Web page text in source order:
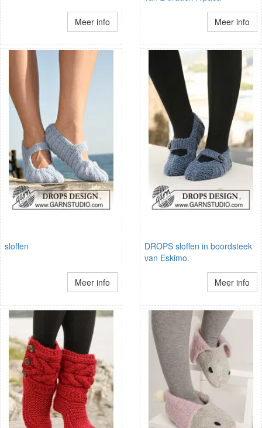
Meer info Meer info
sloffen
Meer info
DROPS sloffen in boordsteek
van Eskimo.
Meer info